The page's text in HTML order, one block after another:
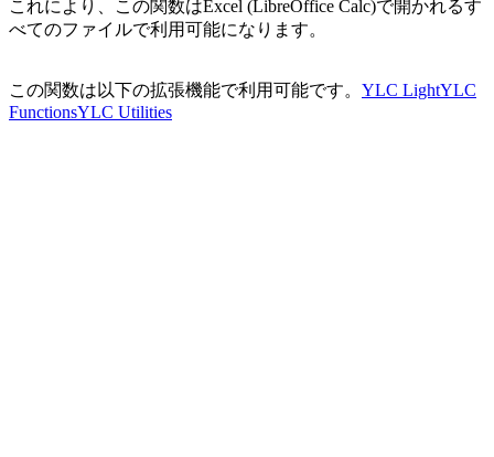
これにより、この関数はExcel (LibreOffice Calc)で開かれるす
べてのファイルで利用可能になります。
この関数は以下の拡張機能で利用可能です。 YLC LightYLC
FunctionsYLC Utilities